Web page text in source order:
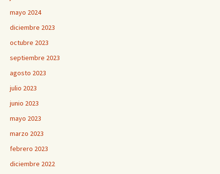
mayo 2024
diciembre 2023
octubre 2023
septiembre 2023
agosto 2023
julio 2023
junio 2023
mayo 2023
marzo 2023
febrero 2023
diciembre 2022